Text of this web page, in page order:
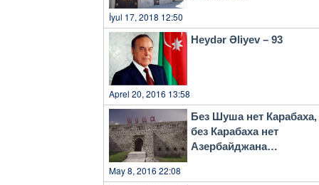
İyul 17, 2018 12:50
Heydər Əliyev – 93
Aprel 20, 2016 13:58
Без Шуша нет Карабаха,
без Карабаха нет
Азербайджана…
May 8, 2016 22:08